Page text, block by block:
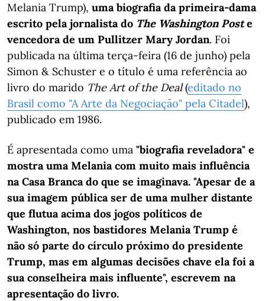
Melania Trump), uma biografia da primeira-dama
escrito pela jornalista do The Washington Poste
vencedora de um Pullitzer Mary Jordan. Foi
publicada na última terça-feira (16 de junho) pela
Simon & Schuster e o título é uma referência ao
livro do marido The Art of the Deal(editado no
Brasil como "A Arte da Negociação" pela Citadel),
publicado em 1986.
É apresentada como uma "biografia reveladora" e
mostra uma Melania com muito mais influência
na Casa Branca do que se imaginava. "Apesar de a
sua imagem pública ser de uma mulher distante
que flutua acima dos jogos políticos de
Washington, nos bastidores Melania Trump é
não só parte do círculo próximo do presidente
Trump, mas em algumas decisões chave ela foi a
sua conselheira mais influente", escrevem na
apresentação do livro.